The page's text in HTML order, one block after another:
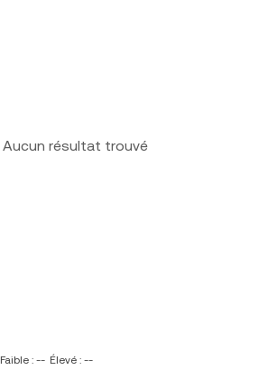
Aucun résultat trouvé
Faible : -- Élevé : --